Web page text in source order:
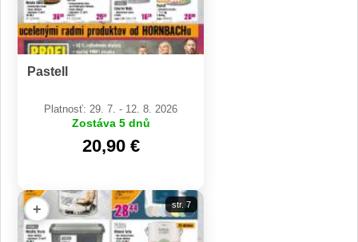
Pastell
Platnosť: 29. 7. - 12. 8. 2026
Zostáva 5 dnů
20,90 €
+ str. 7